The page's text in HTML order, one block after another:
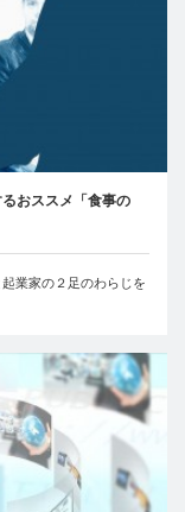
おススメ「食事の
業家の２足のわらじを